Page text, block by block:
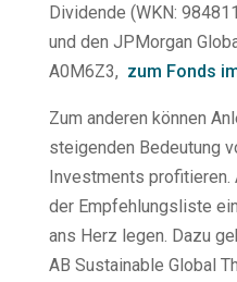
Dividende (WKN:
und den JPMorgan
A0M6Z3, zum Fonds
Zum anderen können
steigenden Bedeutung
Investments profitieren.
der Empfehlungsliste
ans Herz legen. Dazu
AB Sustainable Global